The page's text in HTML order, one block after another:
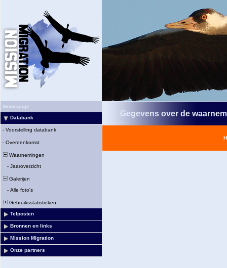
Homepage
Databank
- Voorstelling databank
- Overeenkomst
Waarnemingen
- Jaaroverzicht
Galerijen
- Alle foto's
Gebruiksstatistieken
Telposten
Bronnen en links
Mission Migration
Onze partners
Gegevens over de